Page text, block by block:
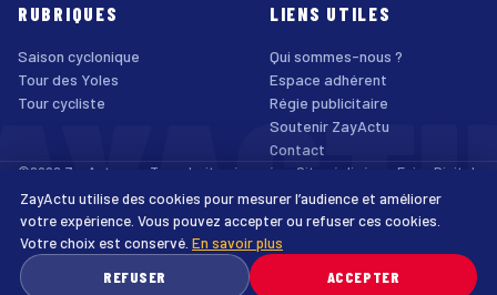
RUBRIQUES
Saison cyclonique
Tour des Yoles
Tour cycliste
LIENS UTILES
Qui sommes-nous ?
Espace adhérent
Régie publicitaire
Soutenir ZayActu
Contact
©2026 ZayActu.org. Tous droits réservés. · Site réalisé par Enjoy Digital
Agency
Mentions légales
Confidentialité Cookies Accessibilité
ZayActu utilise des cookies pour mesurer l’audience et améliorer
votre expérience. Vous pouvez accepter ou refuser ces cookies.
Votre choix est conservé. En savoir plus
REFUSER
ACCEPTER